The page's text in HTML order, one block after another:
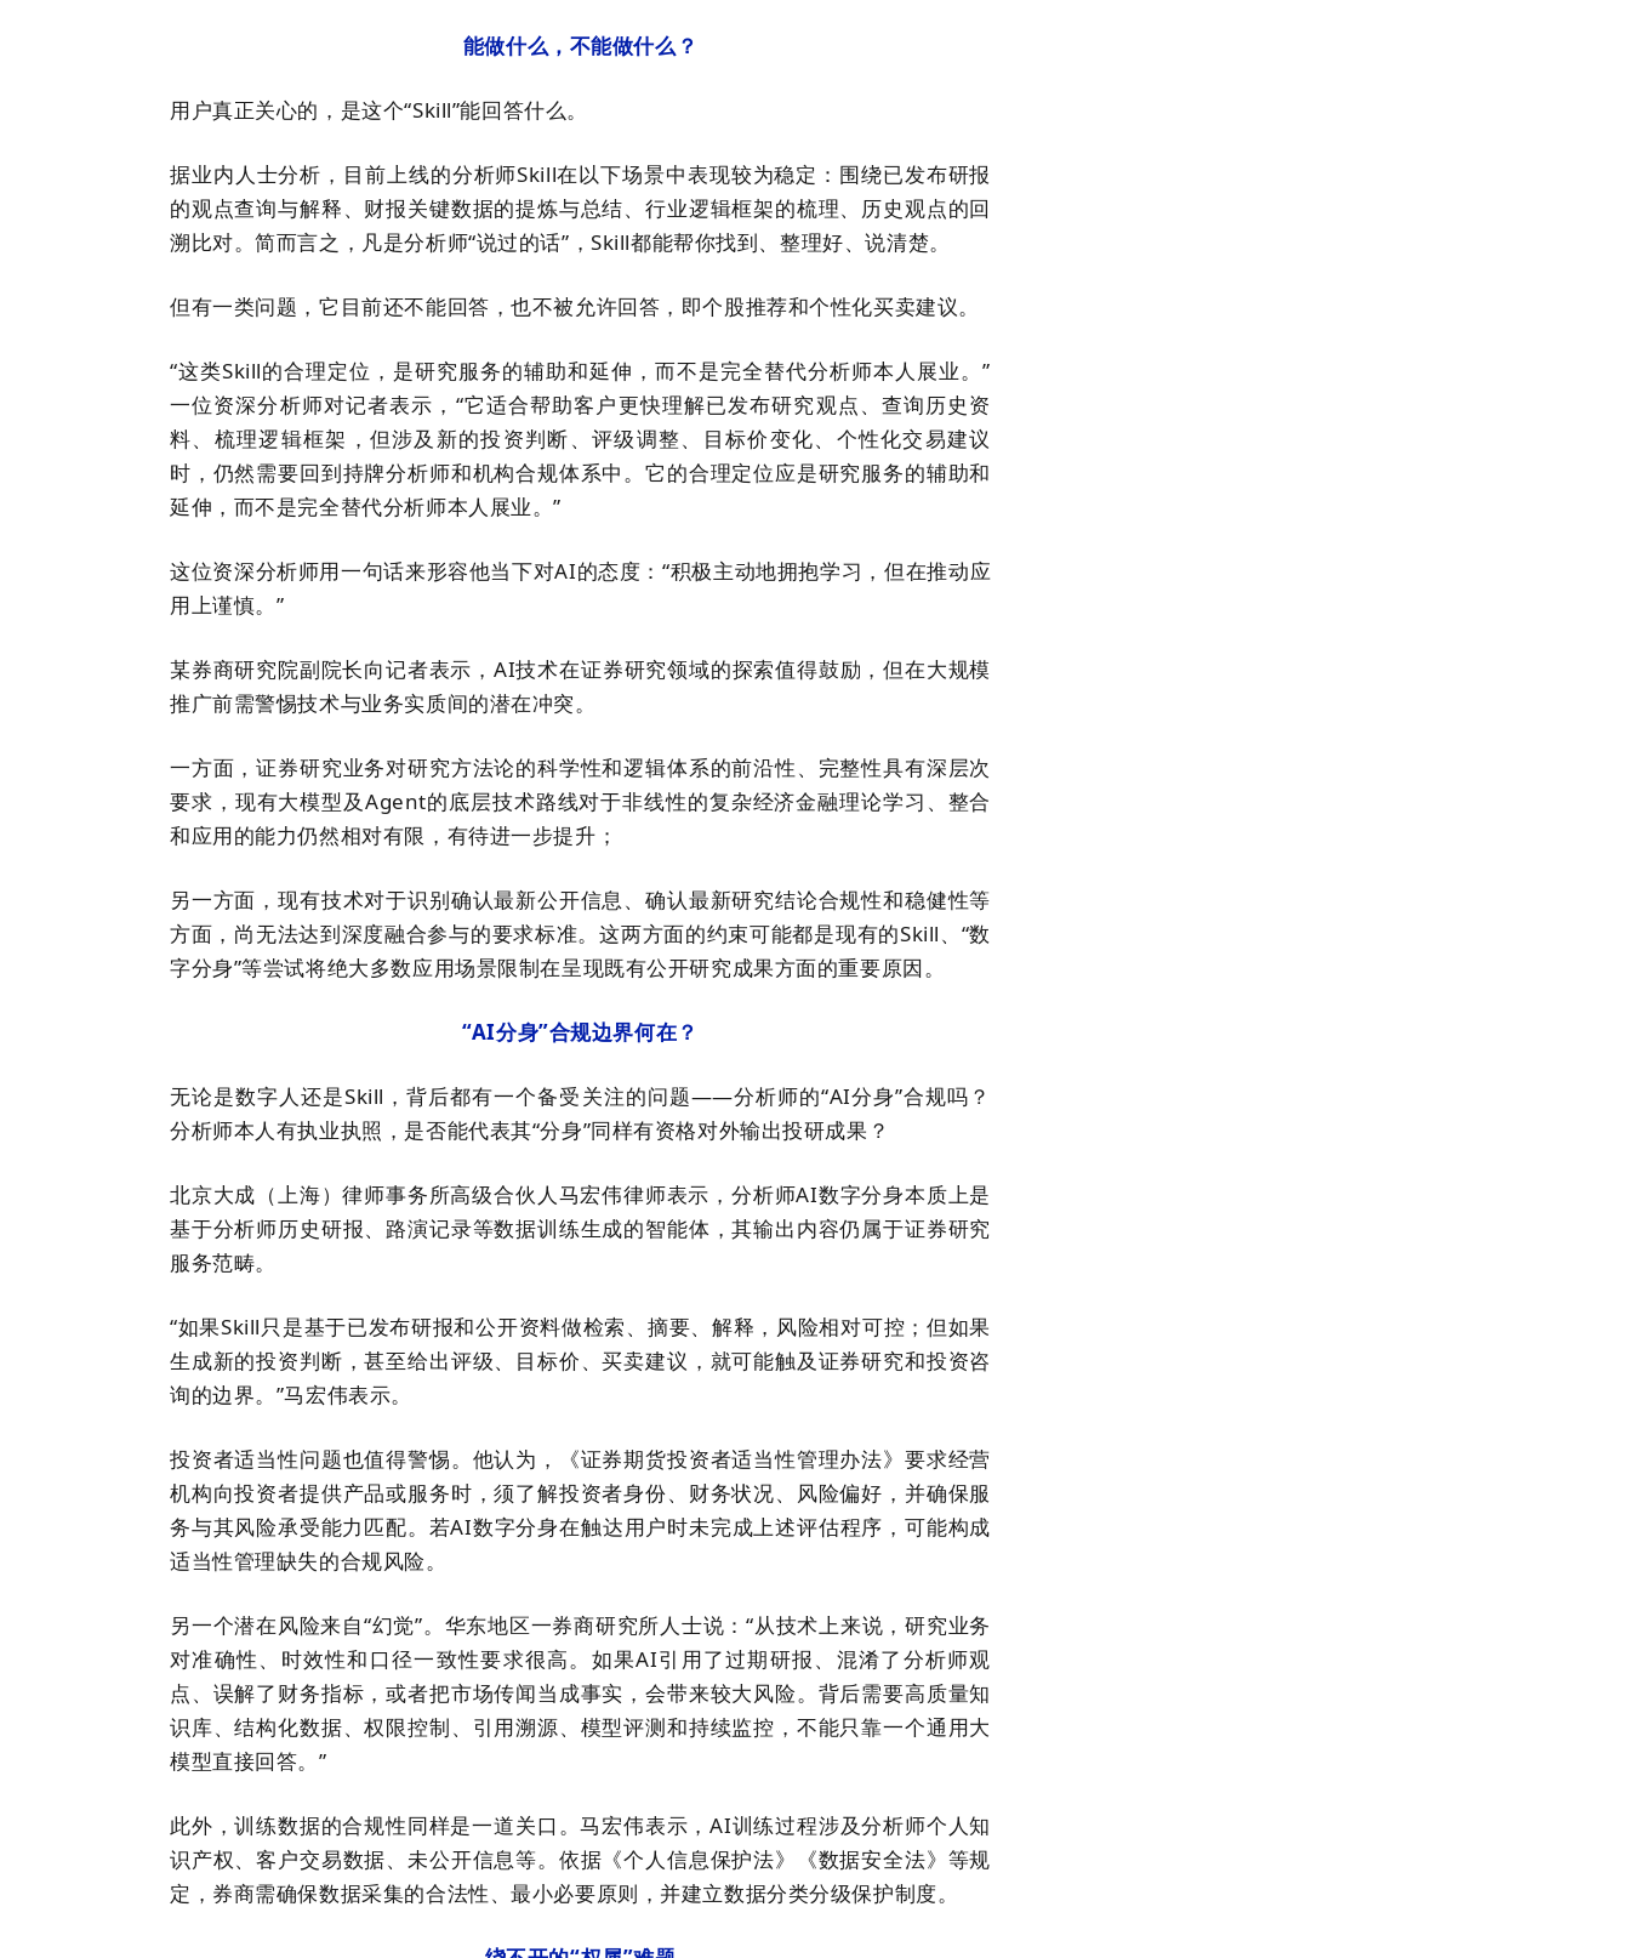
能做什么 ， 不能做什么 ？
用户真正关心的，是这个“Skill”能回答什么。
据业内人士分析 ，目前上线的分析师Skill在以下场景中表现较为稳定：围绕已发布研报
的观点查询与解释、财报关键数据的提炼与总结、行业逻辑框架的梳理、历史观点的回
溯比对。简而言之，凡是分析师“说过的话” ，Skill都能帮你找到、整理好、说清楚。
但有一类问题，它目前还不能回答，也不被允许回答，即个股推荐和个性化买卖建议。
“这类Skill的合理定位，是研究服务的辅助和延伸，而不是完全替代分析师本人展业。”
一位资深分析师对记者表示， “它适合帮助客户更快理解已发布研究观点、查询历史资
料、梳理逻辑框架，但涉及新的投资判断、评级调整、目标价变化、个性化交易建议
时，仍然需要回到持牌分析师和机构合规体系中。它的合理定位应是研究服务的辅助和
延伸，而不是完全替代分析师本人展业。”
这位资深分析师用一句话来形容他当下对AI的态度：“积极主动地拥抱学习，但在推动应
用上谨慎。 ”
某券商研究院副院长向记者表示，AI技术在证券研究领域的探索值得鼓励，但在大规模
推广前需警惕技术与业务实质间的潜在冲突。
一方面，证券研究业务对研究方法论的科学性和逻辑体系的前沿性、完整性具有深层次
要求，现有大模型及Agent的底层技术路线对于非线性的复杂经济金融理论学习、整合
和应用的能力仍然相对有限，有待进一步提升；
另一方面，现有技术对于识别确认最新公开信息、确认最新研究结论合规性和稳健性等
方面，尚无法达到深度融合参与的要求标准。这两方面的约束可能都是现有的Skill、“数
字分身”等尝试将绝大多数应用场景限制在呈现既有公开研究成果方面的重要原因。
“AI分身”合规边界何在？
无论是数字人还是Skill，背后都有一个备受关注的问题——分析师的“AI分身”合规吗？
分析师本人有执业执照，是否能代表其“分身”同样有资格对外输出投研成果？
北京大成（上海）律师事务所高级合伙人马宏伟律师表示 ， 分析师AI数字分身本质上是
基于分析师历史研报、路演记录等数据训练生成的智能体，其输出内容仍属于证券研究
服务范畴。
“如果Skill只是基于已发布研报和公开资料做检索、摘要、解释，风险相对可控；但如果
生成新的投资判断，甚至给出评级、目标价、买卖建议，就可能触及证券研究和投资咨
询的边界。 ”马宏伟表示。
投资者适当性问题也值得警惕。 他认为，
《证券期货投资者适当性管理办法》要求经营
机构向投资者提供产品或服务时，须了解投资者身份、财务状况、风险偏好，并确保服
务与其风险承受能力匹配。若AI数字分身在触达用户时未完成上述评估程序，可能构成
适当性管理缺失的合规风险。
另一个潜在风险来自“幻觉”。华东地区一券商研究所人士说：“从技术上来说，研究业务
对准确性、时效性和口径一致性要求很高。如果AI引用了过期研报、混淆了分析师观
点、误解了财务指标，或者把市场传闻当成事实，会带来较大风险。背后需要高质量知
识库、结构化数据、权限控制、引用溯源、模型评测和持续监控，不能只靠一个通用大
模型直接回答。”
此外，训练数据的合规性同样是一道关口 。马宏伟表示 ，AI训练过程涉及分析师个人知
识产权、客户交易数据、未公开信息等。依据《个人信息保护法》《数据安全法》 等规
定 ，券商需确保数据采集的合法性、最小必要原则，并建立数据分类分级保护制度。